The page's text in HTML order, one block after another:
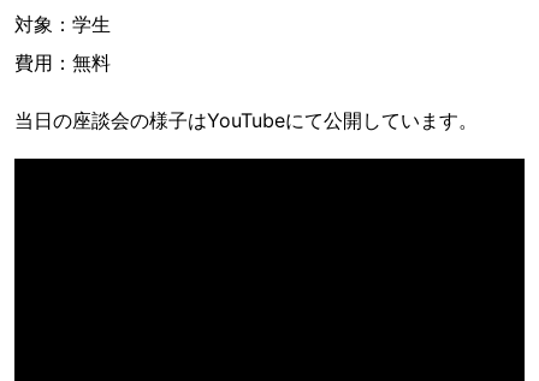
対象：学生
費用：無料
当日の座談会の様子はYouTubeにて公開しています。